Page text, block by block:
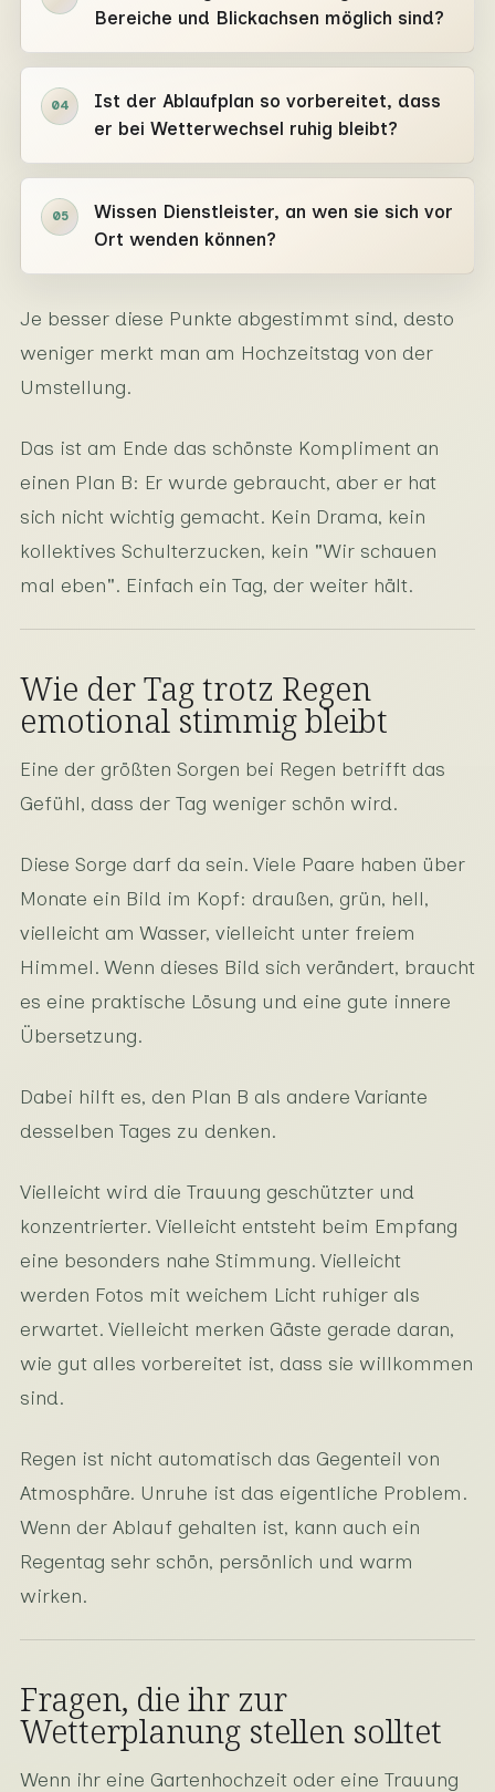
Bereiche und Blickachsen möglich sind?
04
Ist der Ablaufplan so vorbereitet, dass
er bei Wetterwechsel ruhig bleibt?
05
Wissen Dienstleister, an wen sie sich vor
Ort wenden können?
Je besser diese Punkte abgestimmt sind, desto
weniger merkt man am Hochzeitstag von der
Umstellung.
Das ist am Ende das schönste Kompliment an
einen Plan B: Er wurde gebraucht, aber er hat
sich nicht wichtig gemacht. Kein Drama, kein
kollektives Schulterzucken, kein "Wir schauen
mal eben". Einfach ein Tag, der weiter hält.
Wie der Tag trotz Regen
emotional stimmig bleibt
Eine der größten Sorgen bei Regen betrifft das
Gefühl, dass der Tag weniger schön wird.
Diese Sorge darf da sein. Viele Paare haben über
Monate ein Bild im Kopf: draußen, grün, hell,
vielleicht am Wasser, vielleicht unter freiem
Himmel. Wenn dieses Bild sich verändert, braucht
es eine praktische Lösung und eine gute innere
Übersetzung.
Dabei hilft es, den Plan B als andere Variante
desselben Tages zu denken.
Vielleicht wird die Trauung geschützter und
konzentrierter. Vielleicht entsteht beim Empfang
eine besonders nahe Stimmung. Vielleicht
werden Fotos mit weichem Licht ruhiger als
erwartet. Vielleicht merken Gäste gerade daran,
wie gut alles vorbereitet ist, dass sie willkommen
sind.
Regen ist nicht automatisch das Gegenteil von
Atmosphäre. Unruhe ist das eigentliche Problem.
Wenn der Ablauf gehalten ist, kann auch ein
Regentag sehr schön, persönlich und warm
wirken.
Fragen, die ihr zur
Wetterplanung stellen solltet
Wenn ihr eine Gartenhochzeit oder eine Trauung